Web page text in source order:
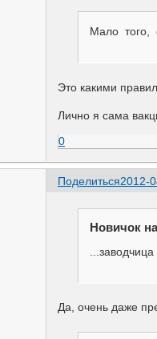
Мало того,
Это какими
Лично я сама
0
Поделиться2012-
Новичок
Да, очень даже